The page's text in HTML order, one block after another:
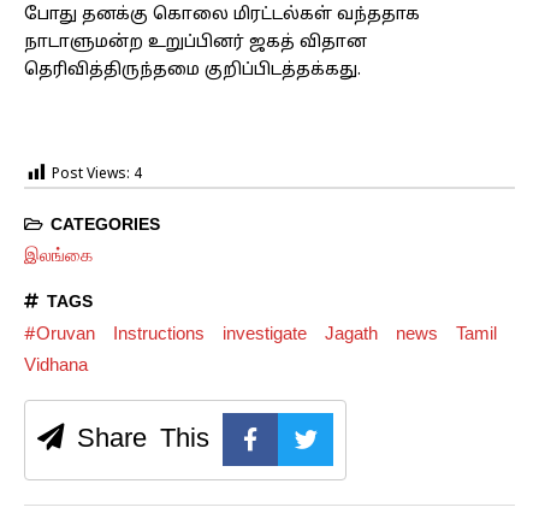
போது தனக்கு கொலை மிரட்டல்கள் வந்ததாக
நாடாளுமன்ற உறுப்பினர் ஜகத் விதான
தெரிவித்திருந்தமை குறிப்பிடத்தக்கது.
Post Views: 4
CATEGORIES
இலங்கை
TAGS
#Oruvan Instructions investigate Jagath news
Tamil
Vidhana
Share This